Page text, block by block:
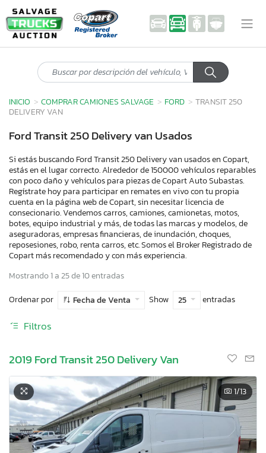
INICIO COMPRAR CAMIONES SALVAGE FORD
TRANSIT 250
DELIVERY VAN
Ford Transit 250 Delivery van Usados
Si estás buscando Ford Transit 250 Delivery van usados en Copart,
estás en el lugar correcto. Alrededor de 150000 vehículos reparables
con poco daño y vehículos para piezas de Copart Auto Subastas.
Regístrate hoy para participar en remates en vivo con tu propia
cuenta en la página web de Copart, sin necesitar licencia de
consecionario. Vendemos carros, camiones, camionetas, motos,
botes, equipo industrial y más, de todas las marcas y modelos, de
aseguradoras, empresas financieras, de inundación, choques,
reposesiones, robo, renta carros, etc. Somos el Broker Registrado de
Copart más recomendado y con más experiencia.
Mostrando 1 a 25 de 10 entradas
Ordenar por
Fecha de Venta Show 25 entradas
Filtros
2019 Ford Transit 250 Delivery Van
1/13